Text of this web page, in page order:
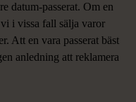
datum-passerat. Om en
i vissa fall sälja varor
Att en vara passerat bäst
anledning att reklamera